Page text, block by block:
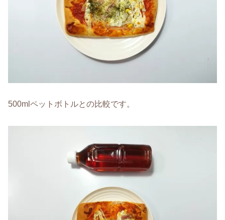
500mlペットボトルとの比較です。